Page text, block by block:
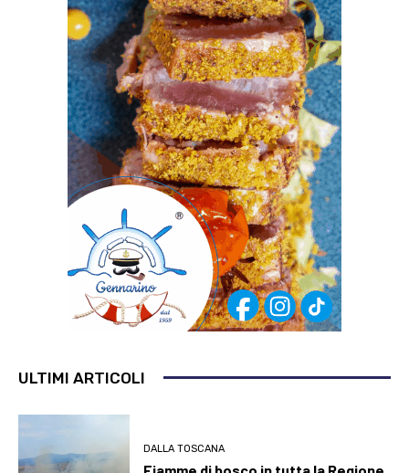
ULTIMI ARTICOLI
DALLA TOSCANA